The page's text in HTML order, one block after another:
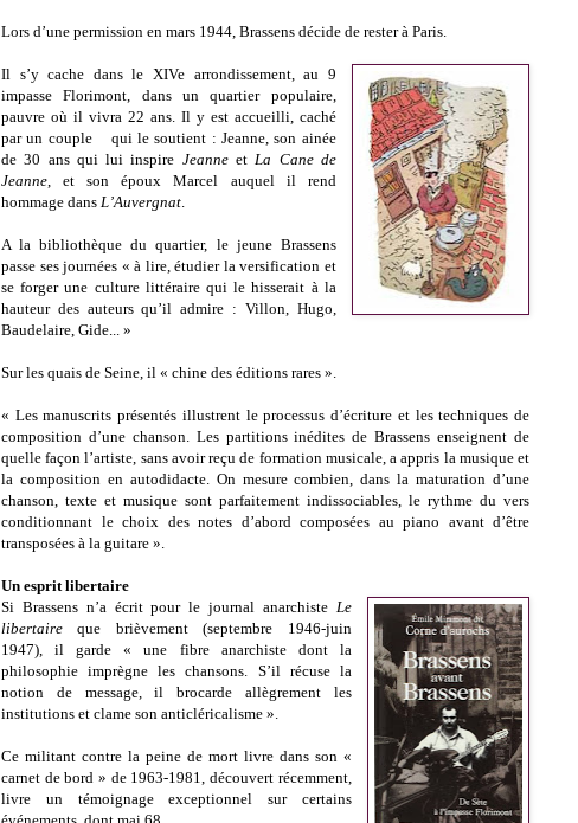
Lors d’une permission en mars 1944, Brassens décide de rester à Paris.
Il s’y cache dans le XIVe arrondissement, au 9
impasse Florimont, dans un quartier populaire,
pauvre où il vivra 22 ans. Il y est accueilli, caché
par un couple qui le soutient : Jeanne, son ainée
de 30 ans qui lui inspire Jeanne etLa Cane de
Jeanne, et son époux Marcel auquel il rend
hommage dans L’Auvergnat.
A la bibliothèque du quartier, le jeune Brassens
passe ses journées « à lire, étudier la versification et
se forger une culture littéraire qui le hisserait à la
hauteur des auteurs qu’il admire : Villon, Hugo,
Baudelaire, Gide... »
Sur les quais de Seine, il « chine des éditions rares ».
« Les manuscrits présentés illustrent le processus d’écriture et les techniques de
composition d’une chanson. Les partitions inédites de Brassens enseignent de
quelle façon l’artiste, sans avoir reçu de formation musicale, a appris la musique et
la composition en autodidacte. On mesure combien, dans la maturation d’une
chanson, texte et musique sont parfaitement indissociables, le rythme du vers
conditionnant le choix des notes d’abord composées au piano avant d’être
transposées à la guitare ».
Un esprit libertaire
Si Brassens n’a écrit pour le journal anarchiste Le
libertaireque brièvement (septembre 1946-juin
1947), il garde « une fibre anarchiste dont la
philosophie imprègne les chansons. S’il récuse la
notion de message, il brocarde allègrement les
institutions et clame son anticléricalisme ».
Ce militant contre la peine de mort livre dans son «
carnet de bord » de 1963-1981, découvert récemment,
livre un témoignage exceptionnel sur certains